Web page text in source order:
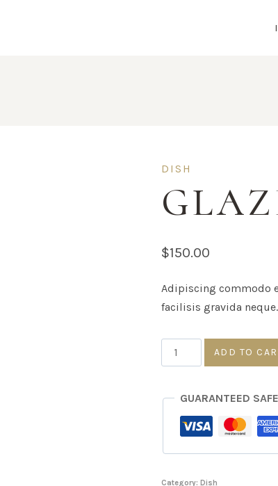
DISH
$150.00
Adipiscing commodo
facilisis gravida
Glazed
Plate
ADD TO
GUARANTEED
Category: Dish